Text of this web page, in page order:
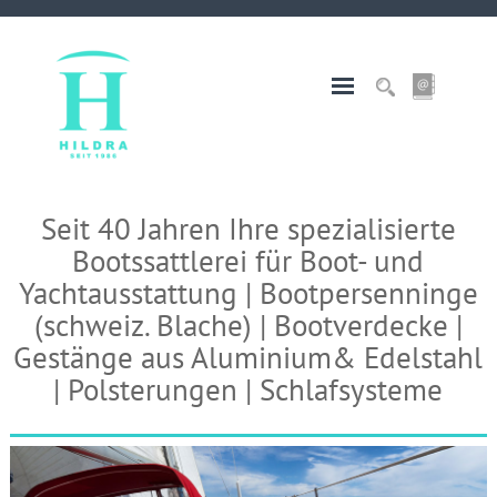
Seit 40 Jahren Ihre spezialisierte
Bootssattlerei für Boot- und
Yachtausstattung | Bootpersenninge
(schweiz. Blache) | Bootverdecke |
Gestänge aus Aluminium& Edelstahl
| Polsterungen | Schlafsysteme